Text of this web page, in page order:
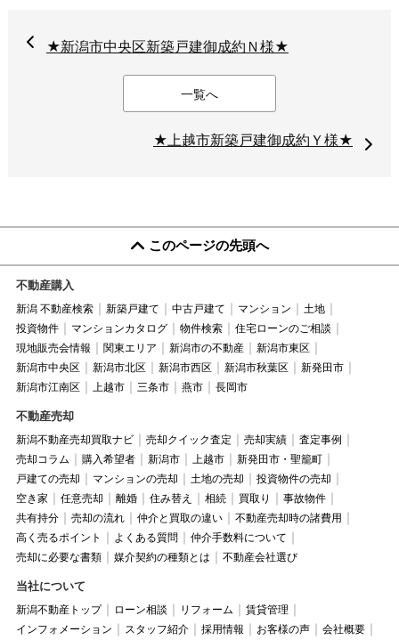
★新潟市中央区新築戸建御成約Ｎ様★
一覧へ
★上越市新築戸建御成約Ｙ様★
このページの先頭へ
不動産購入
新潟 不動産検索 新築戸建て 中古戸建て マンション
土地
投資物件
マンションカタログ 物件検索
住宅ローンのご相談
現地販売会情報
関東エリア 新潟市の不動産
新潟市東区
新潟市中央区
新潟市北区 新潟市西区 新潟市秋葉区
新発田市
新潟市江南区
上越市 三条市 燕市 長岡市
不動産売却
新潟不動産売却買取ナビ 売却クイック査定 売却実績
査定事例
売却コラム
購入希望者 新潟市 上越市
新発田市・聖籠町
戸建ての売却
マンションの売却 土地の売却
投資物件の売却
空き家
任意売却 離婚 住み替え 相続 買取り
事故物件
共有持分
売却の流れ 仲介と買取の違い
不動産売却時の諸費用
高く売るポイント
よくある質問
仲介手数料について
売却に必要な書類
媒介契約の種類とは 不動産会社選び
当社について
新潟不動産トップ ローン相談 リフォーム
賃貸管理
インフォメーション
スタッフ紹介 採用情報 お客様の声
会社概要